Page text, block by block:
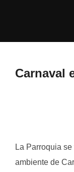
Carnaval
La Parroquia
ambiente de